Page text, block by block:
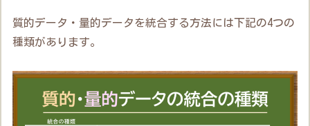
質的データ・量的データを統合する方法には下記の4つの
種類があります。